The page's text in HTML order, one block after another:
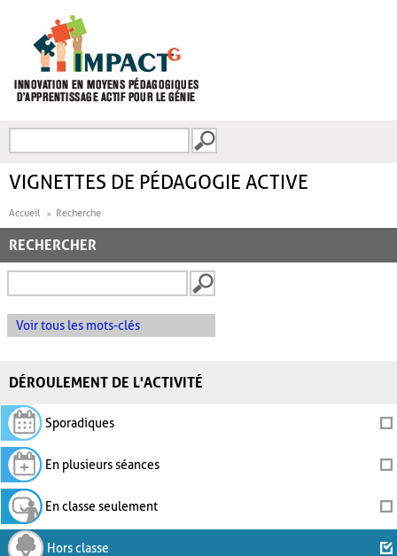
FORMULAIRE DE
VIGNETTES DE PÉDAGOGIE ACTIVE
Accueil Recherche
RECHERCHER
Voir tous les mots-clés
DÉROULEMENT DE L'ACTIVITÉ
Sporadiques
En plusieurs séances
En classe seulement
Hors classe